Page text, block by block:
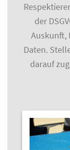
der
Auskunft,
Daten.
darauf